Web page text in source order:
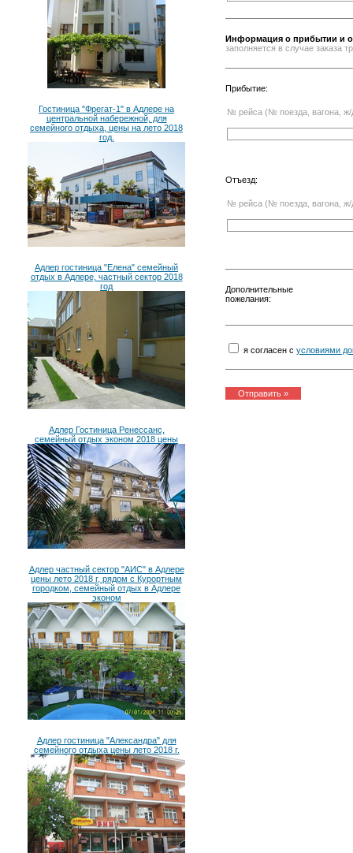
Гостиница "Фрегат-1" в Адлере на
центральной набережной, для
семейного отдыха, цены на лето 2018
год.
Адлер гостиница "Елена" семейный
отдых в Адлере, частный сектор 2018
год
Адлер Гостиница Ренессанс,
семейный отдых эконом 2018 цены
Адлер частный сектор "АИС" в Адлере
цены лето 2018 г, рядом с Курортным
городком, семейный отдых в Адлере
эконом
Адлер гостиница "Александра" для
семейного отдыха цены лето 2018 г.
Информация о прибытии и
заполняется в случае заказа
Прибытие:
№ рейса (№ поезда, вагона, ж/
Отъезд:
№ рейса (№ поезда, вагона, ж/
Дополнительные
пожелания:
я согласен с условиями